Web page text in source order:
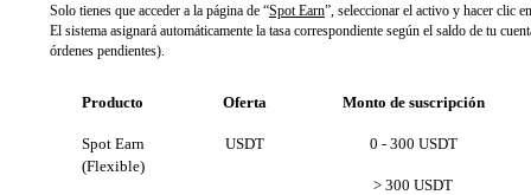
Solo tienes que acceder a la página de “Spot Earn”, seleccionar el activo y hacer clic
El sistema asignará automáticamente la tasa correspondiente según el saldo de tu
órdenes pendientes).
Producto Oferta Monto de suscripción
Spot Earn
(Flexible)
USDT 0 - 300 USDT
> 300 USDT